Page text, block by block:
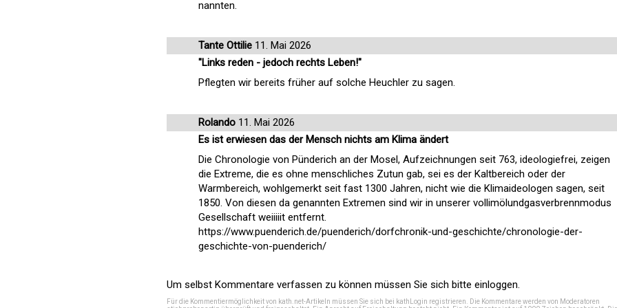
nannten.
Tante Ottilie 11. Mai 2026
"Links reden - jedoch rechts Leben!"
Pflegten wir bereits früher auf solche Heuchler zu sagen.
Rolando 11. Mai 2026
Es ist erwiesen das der Mensch nichts am Klima ändert
Die Chronologie von Pünderich an der Mosel, Aufzeichnungen seit 763, ideologiefrei, zeigen
die Extreme, die es ohne menschliches Zutun gab, sei es der Kaltbereich oder der
Warmbereich, wohlgemerkt seit fast 1300 Jahren, nicht wie die Klimaideologen sagen, seit
1850. Von diesen da genannten Extremen sind wir in unserer vollimölundgasverbrennmodus
Gesellschaft weiiiiit entfernt.
https://www.puenderich.de/puenderich/dorfchronik-und-geschichte/chronologie-der-
geschichte-von-puenderich/
Um selbst Kommentare verfassen zu können müssen Sie sich bitte einloggen.
Für die Kommentiermöglichkeit von kath.net-Artikeln müssen Sie sich bei kathLogin registrieren . Die Kommentare werden von Moderatoren